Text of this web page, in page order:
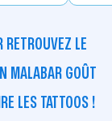
RETROUVEZ LE
MALABAR GOÛT
LES TATTOOS !